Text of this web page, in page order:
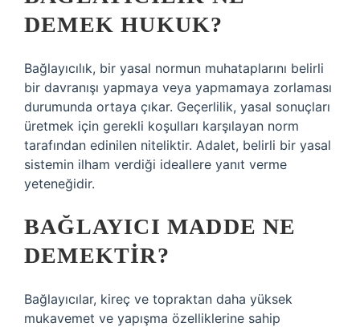
DEMEK HUKUK?
Bağlayıcılık, bir yasal normun muhataplarını belirli
bir davranışı yapmaya veya yapmamaya zorlaması
durumunda ortaya çıkar. Geçerlilik, yasal sonuçları
üretmek için gerekli koşulları karşılayan norm
tarafından edinilen niteliktir. Adalet, belirli bir yasal
sistemin ilham verdiği ideallere yanıt verme
yeteneğidir.
BAĞLAYICI MADDE NE
DEMEKTIR?
Bağlayıcılar, kireç ve topraktan daha yüksek
mukavemet ve yapışma özelliklerine sahip